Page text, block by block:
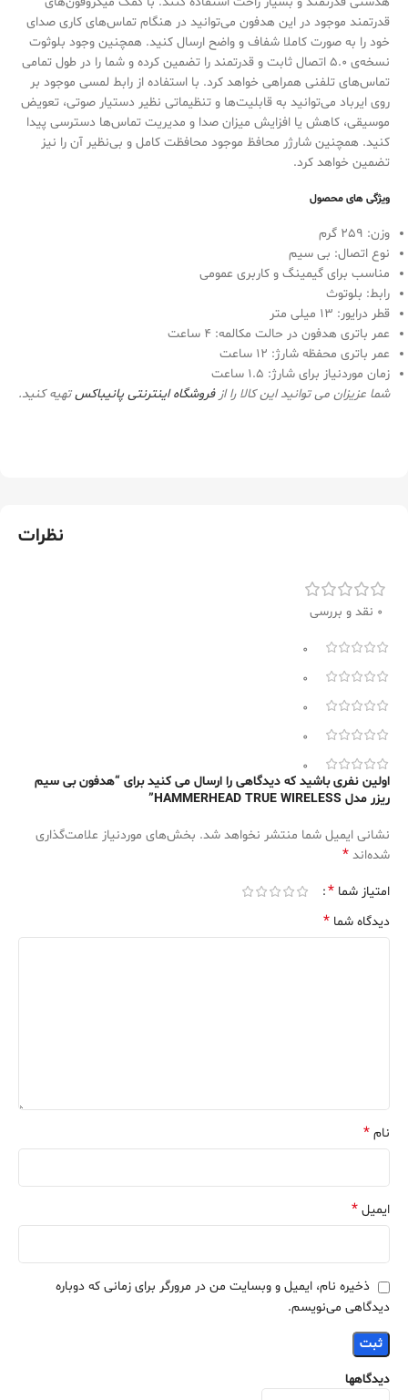
قدرتمند موجود در این هدفون می‌توانید در هنگام تماس‌های کاری صدای
خود را به صورت کاملا شفاف و واضح ارسال کنید. همچنین وجود بلوثوت
نسخه‌ی 5.0 اتصال ثابت و قدرتمند را تضمین کرده و شما را در طول تمامی
تماس‌های تلفنی همراهی خواهد کرد. با استفاده از رابط لمسی موجود بر
روی ایرباد می‌توانید به قابلیت‌ها و تنظیماتی نظیر دستیار صوتی، تعویض
موسیقی، کاهش یا افزایش میزان صدا و مدیریت تماس‌ها دسترسی پیدا
کنید. همچنین شارژر محافظ موجود محافظت کامل و بی‌نظیر آن را نیز
تضمین خواهد کرد.
ویژگی های محصول
وزن: 259 گرم
نوع اتصال: بی سیم
مناسب برای گیمینگ و کاربری عمومی
رابط: بلوتوث
قطر درایور: 13 میلی متر
عمر باتری هدفون در حالت مکالمه: 4 ساعت
عمر باتری محفظه شارژ: 12 ساعت
زمان موردنیاز برای شارژ: 1.5 ساعت
شما عزیزان می توانید این کالا را ازفروشگاه اینترنتی پانیباکستهیه کنید.
نظرات
0 نقد و بررسی
0
0
0
0
0
دیدگاهها
اولین نفری باشید که دیدگاهی را ارسال می کنید برای “هدفون بی سیم
ریزر مدل HAMMERHEAD TRUE WIRELESS”
نشانی ایمیل شما منتشر نخواهد شد. بخش‌های موردنیاز علامت‌گذاری
شده‌اند *
امتیاز شما *
دیدگاه شما *
نام *
ایمیل *
ذخیره نام، ایمیل و وبسایت من در مرورگر برای زمانی که دوباره
دیدگاهی می‌نویسم.